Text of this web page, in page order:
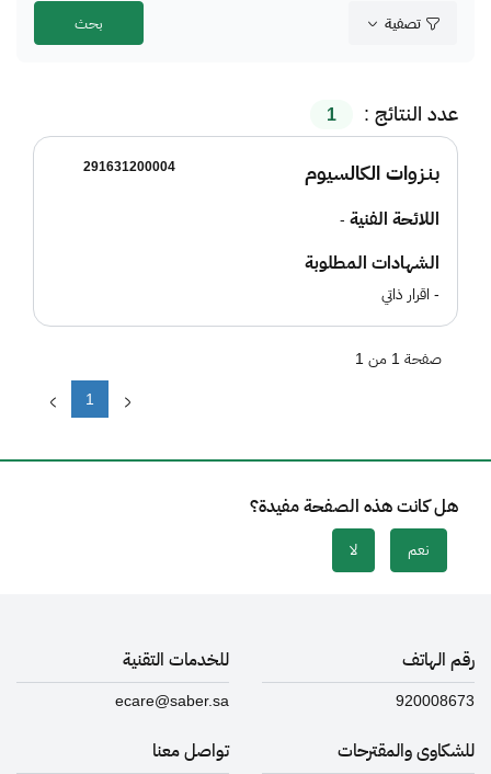
تصفية
عدد النتائج : 1
291631200004 بنـزوات الكالسيوم
اللائحة الفنية -
الشهادات المطلوبة
- اقرار ذاتي
1
صفحة 1 من 1
هل كانت هذه الصفحة مفيدة؟
نعم لا
رقم الهاتف
920008673
للخدمات التقنية
ecare@saber.sa
للشكاوى والمقترحات تواصل معنا